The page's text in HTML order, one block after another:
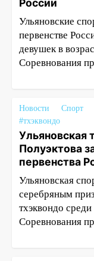
России
Ульяновские
первенстве
девушек в
Соревнования
Новости
Спорт
#тхэквондо
Ульяновская
Полуэктова
первенства
Ульяновская
серебряным
тхэквондо
Соревнования